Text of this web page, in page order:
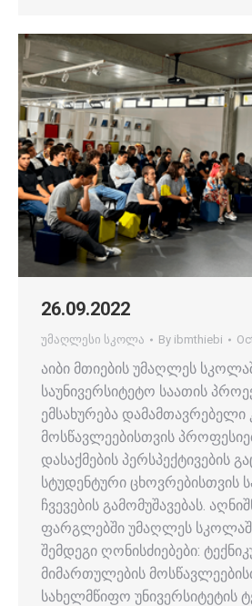
26.09.2022
უმაღლესი სკოლა By ibmthiebi
აიბი მთიების უმაღლეს
საუნივერსიტეტო საათის
ემსახურება დამამთავრებელი
მოსწავლეებისთვის
დასაქმების პერსპექტივების
სტუდენტური ცხოვრებისთვის
ჩვევების გამომუშავებას.
ფარგლებში უმაღლეს
შემდეგი ღონისძიებები:
მიმართულების
სახელმწიფო უნივერსიტეტის